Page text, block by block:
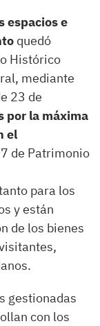
espacios e
quedó
Histórico
mediante
23 de
por la máxima
el
de Patrimonio
para los
y están
de los bienes
gestionadas
con los